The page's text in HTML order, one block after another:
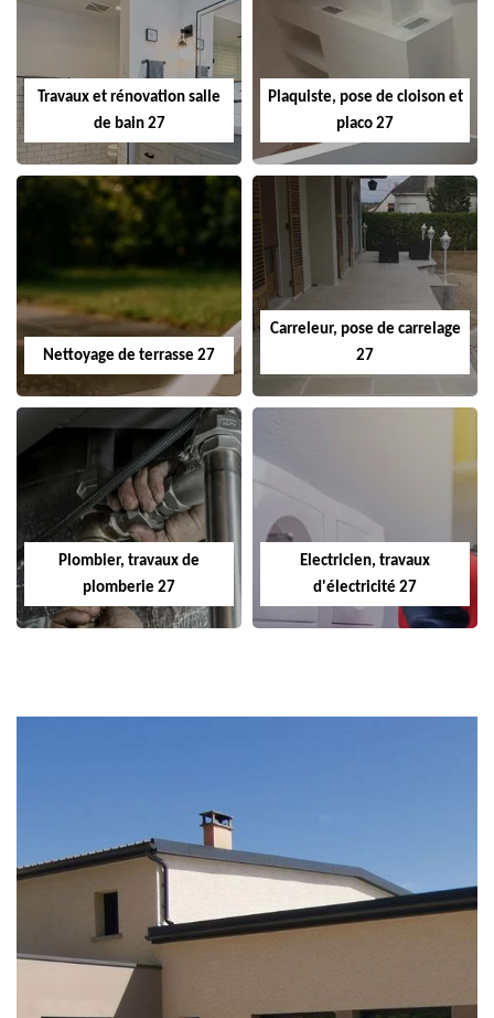
Travaux et rénovation salle
de bain 27
Plaquiste, pose de cloison et
placo 27
Nettoyage de terrasse 27
Carreleur, pose de carrelage
27
Plombier, travaux de
plomberie 27
Electricien, travaux
d'électricité 27